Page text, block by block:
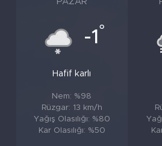
-1 °
Hafif karlı
Nem: %98
Rüzgar: 13 km/h
Yağış Olasılığı: %80
Kar Olasılığı: %50